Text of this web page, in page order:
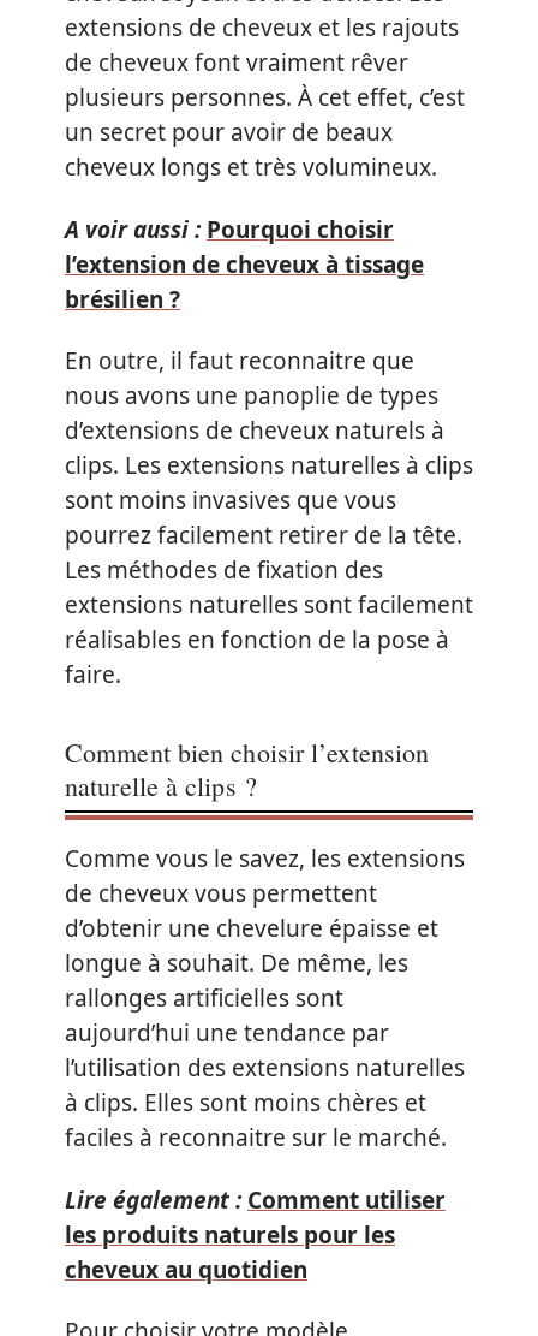
extensions de cheveux et les rajouts
de cheveux font vraiment rêver
plusieurs personnes. À cet effet, c’est
un secret pour avoir de beaux
cheveux longs et très volumineux.
A voir aussi : Pourquoi choisir
l’extension de cheveux à tissage
brésilien ?
En outre, il faut reconnaitre que
nous avons une panoplie de types
d’extensions de cheveux naturels à
clips. Les extensions naturelles à clips
sont moins invasives que vous
pourrez facilement retirer de la tête.
Les méthodes de fixation des
extensions naturelles sont facilement
réalisables en fonction de la pose à
faire.
Comment bien choisir l’extension
naturelle à clips ?
Comme vous le savez, les extensions
de cheveux vous permettent
d’obtenir une chevelure épaisse et
longue à souhait. De même, les
rallonges artificielles sont
aujourd’hui une tendance par
l’utilisation des extensions naturelles
à clips. Elles sont moins chères et
faciles à reconnaitre sur le marché.
Lire également : Comment utiliser
les produits naturels pour les
cheveux au quotidien